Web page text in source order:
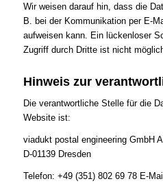
Wir weisen darauf hin, dass die
B. bei der Kommunikation per E-
aufweisen kann. Ein lückenloser
Zugriff durch Dritte ist nicht
Hinweis zur
Die verantwortliche Stelle für die
Website ist:
viadukt postal engineering GmbH
D-01139 Dresden
Telefon: +49 (351) 802 69 78 E-